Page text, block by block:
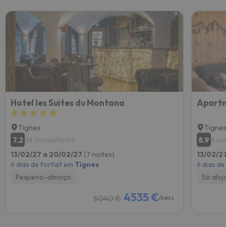
Hotel les Suites du Montana
Tignes
7.2 84 comentários
13/02/27 a 20/02/27 (7 noites)
6 dias de forfait em Tignes
Pequeno-almoço
5040 € 4535 €/pess.
8.9 6
13/02/
6 dias
Só